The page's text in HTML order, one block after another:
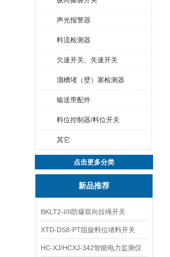
声光报警器
料流检测器
欠速开关、失速开关
溜槽堵（壁）塞检测器
输送带配件
料位控制器/料位开关
其它
点击更多分类
新品推荐
BKLT2-I/II防爆双向拉绳开关
XTD-DS8-PT阻旋料位堵料开关
HC-XJ/HCXJ-342智能电力监测仪